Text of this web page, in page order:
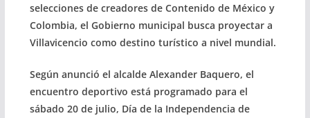
selecciones de creadores de Contenido de México y
Colombia, el Gobierno municipal busca proyectar a
Villavicencio como destino turístico a nivel mundial.
Según anunció el alcalde Alexander Baquero, el
encuentro deportivo está programado para el
sábado 20 de julio, Día de la Independencia de